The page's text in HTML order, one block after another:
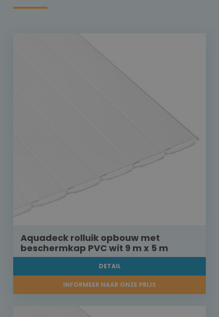
Aquadeck rolluik opbouw met
beschermkap PVC wit 9 m x 5 m
DETAIL
INFORMEER NAAR ONZE PRIJS